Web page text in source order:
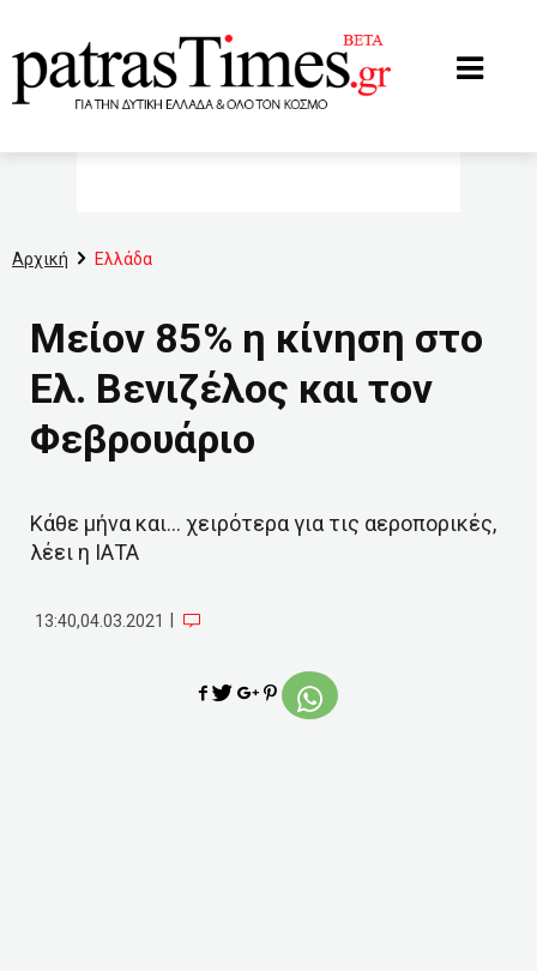
Αρχική Ελλάδα
Μείον 85% η κίνηση στο
Ελ. Βενιζέλος και τον
Φεβρουάριο
Κάθε μήνα και… χειρότερα για τις αεροπορικές,
λέει η ΙΑΤΑ
13:40,04.03.2021